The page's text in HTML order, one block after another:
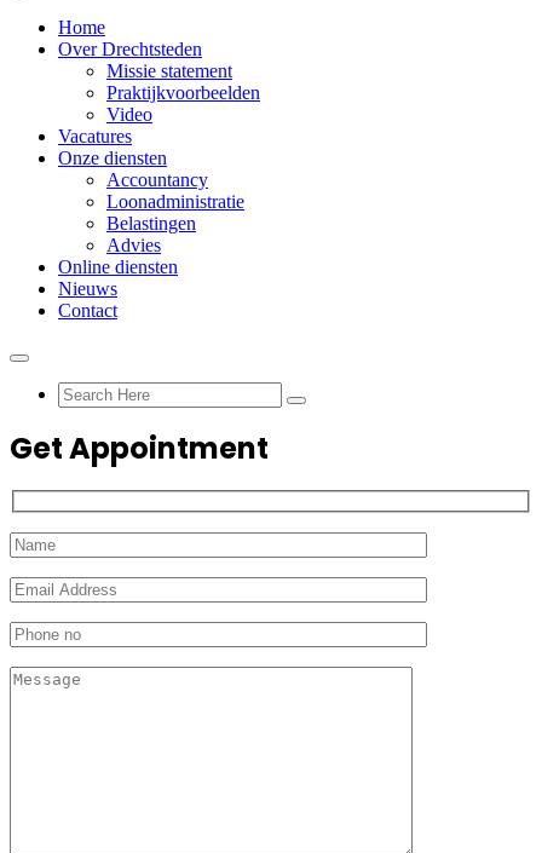
Home
Over Drechtsteden
Missie statement
Praktijkvoorbeelden
Video
Vacatures
Onze diensten
Accountancy
Loonadministratie
Belastingen
Advies
Online diensten
Nieuws
Contact
Get Appointment